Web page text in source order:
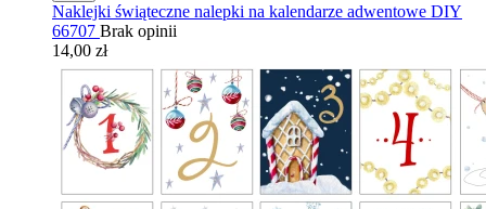
Naklejki świąteczne nalepki na kalendarze adwentowe DIY
66707 Brak opinii
14,00 zł